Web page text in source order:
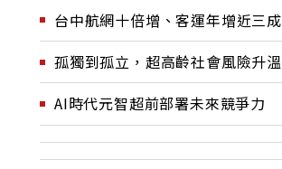
台中航網十倍增、客運年增近三成
孤獨到孤立，超高齡社會風險升溫
AI時代元智超前部署未來競爭力